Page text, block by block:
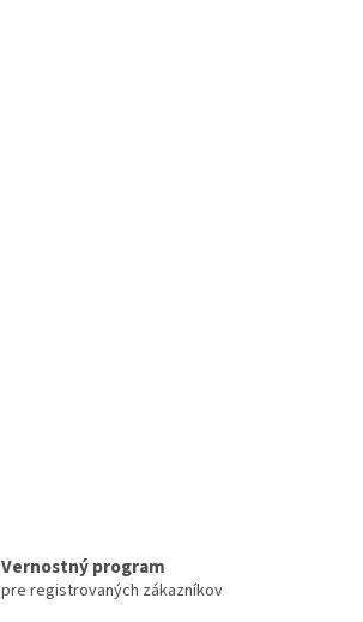
Vernostný program
pre registrovaných zákazníkov